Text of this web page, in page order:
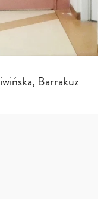
Barrakuz